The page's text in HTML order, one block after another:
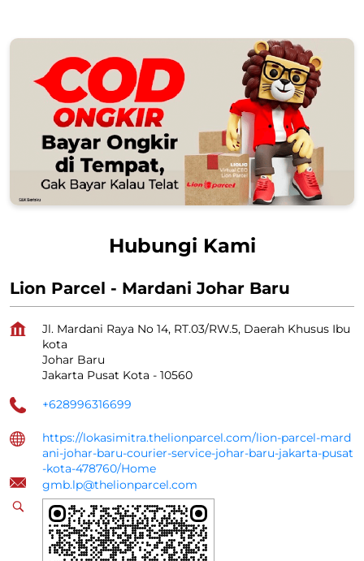
Hubungi Kami
Lion Parcel - Mardani Johar Baru
Jl. Mardani Raya No 14, RT.03/RW.5, Daerah Khusus Ibu
kota
Johar Baru
Jakarta Pusat Kota - 10560
+628996316699
https://lokasimitra.thelionparcel.com/lion-parcel-mard
ani-johar-baru-courier-service-johar-baru-jakarta-pusat
-kota-478760/Home
gmb.lp@thelionparcel.com